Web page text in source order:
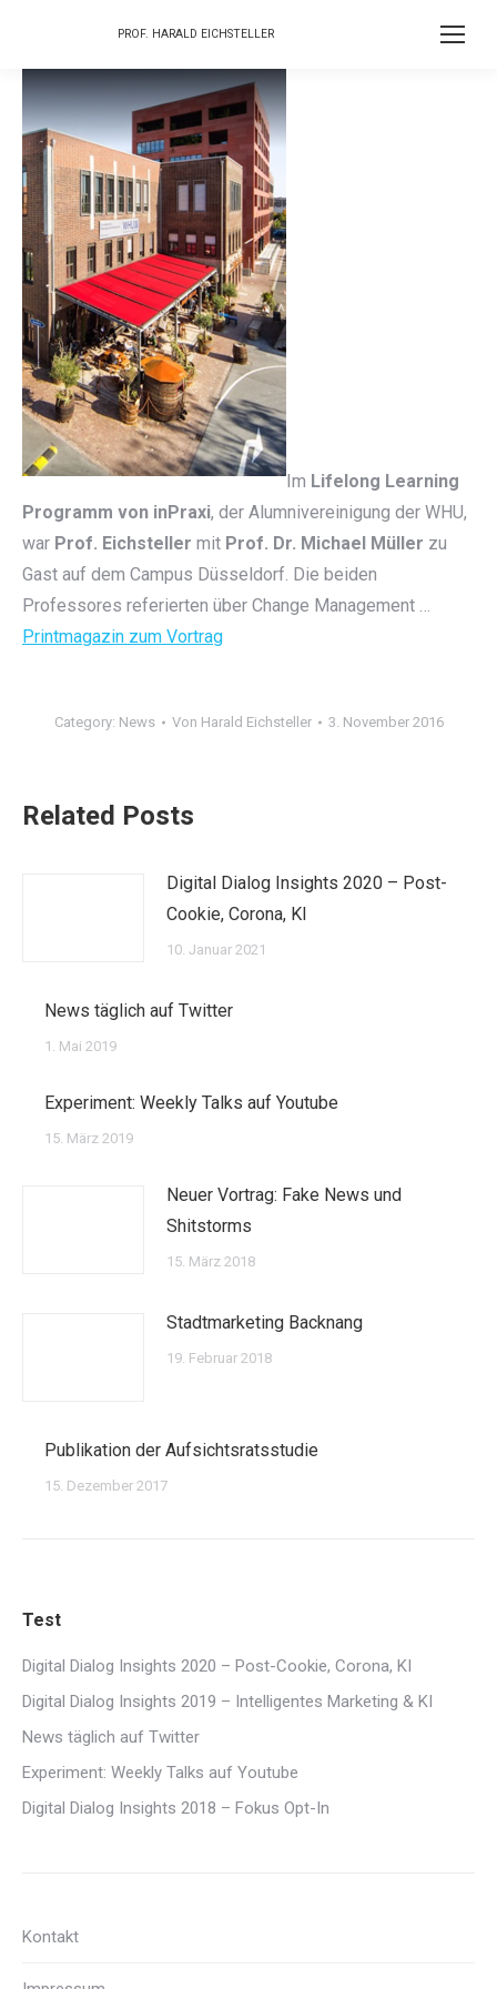
PROF. HARALD EICHSTELLER
Im Lifelong Learning
Programm von inPraxi, der Alumnivereinigung der WHU,
war Prof. Eichsteller mit Prof. Dr. Michael Müller zu
Gast auf dem Campus Düsseldorf. Die beiden
Professores referierten über Change Management …
Printmagazin zum Vortrag
Category: News Von Harald Eichsteller 3. November 2016
Related Posts
Digital Dialog Insights 2020 – Post-
Cookie, Corona, KI
10. Januar 2021
News täglich auf Twitter
1. Mai 2019
Experiment: Weekly Talks auf Youtube
15. März 2019
Neuer Vortrag: Fake News und
Shitstorms
15. März 2018
Stadtmarketing Backnang
19. Februar 2018
Publikation der Aufsichtsratsstudie
15. Dezember 2017
Test
Digital Dialog Insights 2020 – Post-Cookie, Corona, KI
Digital Dialog Insights 2019 – Intelligentes Marketing & KI
News täglich auf Twitter
Experiment: Weekly Talks auf Youtube
Digital Dialog Insights 2018 – Fokus Opt-In
Kontakt